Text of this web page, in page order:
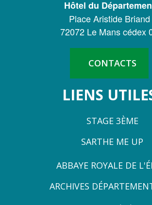
SARTHE
Hôtel du
Place Aristide Briand
72072 Le Mans cédex
CONTACTS
LIENS
STAGE 3ÈME
SARTHE ME UP
ZONEABBAYE ROYALE DE
ARCHIVES